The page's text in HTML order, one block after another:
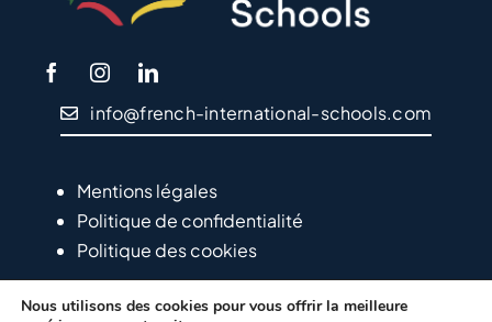
info@french-international-schools.com
Mentions légales
Politique de confidentialité
Politique des cookies
Nous utilisons des cookies pour vous offrir la meilleure